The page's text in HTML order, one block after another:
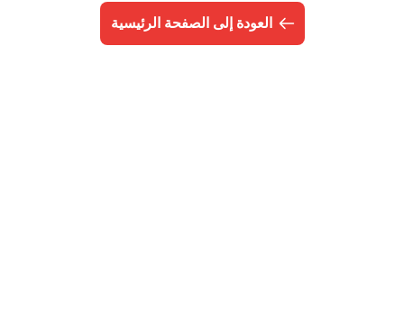
العودة إلى الصفحة الرئيسية